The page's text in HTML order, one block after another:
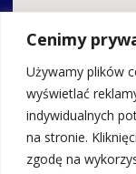
Cenimy
Używamy plików
wyświetlać
indywidualnych
na stronie.
zgodę na
Zespół